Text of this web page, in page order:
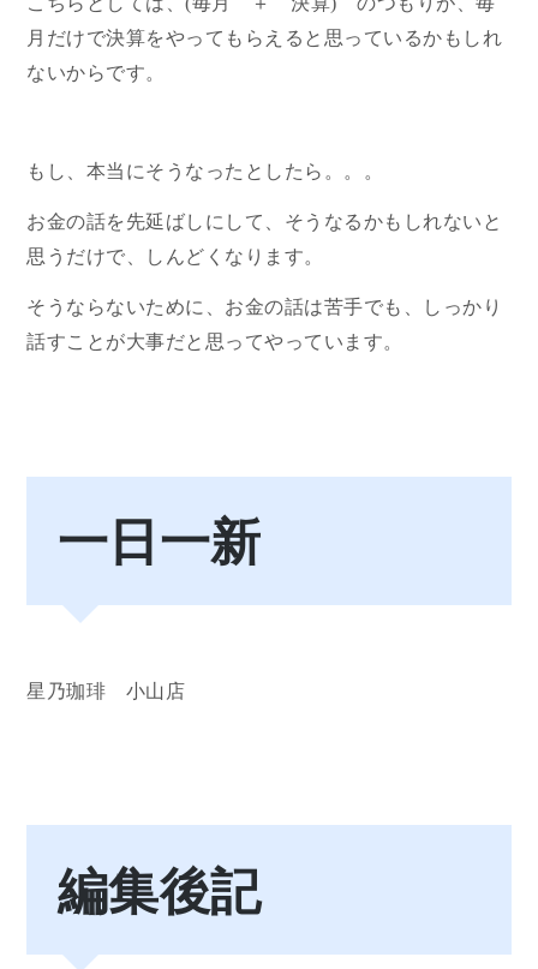
月だけで決算をやってもらえると思っているかもしれ
ないからです。
もし、本当にそうなったとしたら。。。
お金の話を先延ばしにして、そうなるかもしれないと
思うだけで、しんどくなります。
そうならないために、お金の話は苦手でも、しっかり
話すことが大事だと思ってやっています。
一日一新
星乃珈琲 小山店
編集後記